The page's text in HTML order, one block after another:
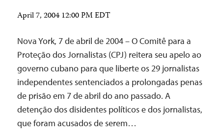
April 7, 2004 12:00 PM EDT
Nova York, 7 de abril de 2004 – O Comitê para a
Proteção dos Jornalistas (CPJ) reitera seu apelo ao
governo cubano para que liberte os 29 jornalistas
independentes sentenciados a prolongadas penas
de prisão em 7 de abril do ano passado. A
detenção dos disidentes políticos e dos jornalistas,
que foram acusados de serem…